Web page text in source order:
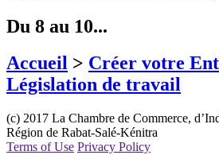
Du 8 au 10...
Accueil > Créer votre
Législation de travail
(c) 2017 La Chambre de Commerce,
Région de Rabat-Salé-Kénitra
Terms of Use Privacy Policy